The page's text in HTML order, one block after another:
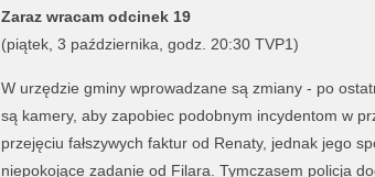
Zaraz wracam odcinek 19
(piątek, 3 października, godz. 20:30 TVP1)
W urzędzie gminy wprowadzane są zmiany - po
są kamery, aby zapobiec podobnym incydentom w
przejęciu fałszywych faktur od Renaty, jednak jego
niepokojące zadanie od Filara. Tymczasem policja